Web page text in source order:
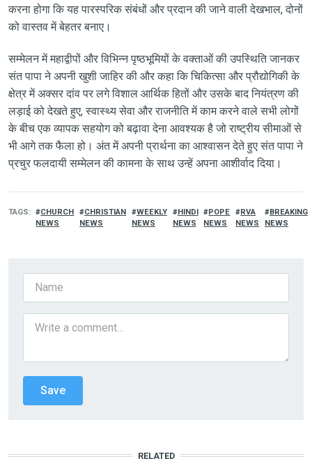
करना होगा कि यह पारस्परिक संबंधों और प्रदान की जाने वाली देखभाल, दोनों
को वास्तव में बेहतर बनाए।
सम्मेलन में महाद्वीपों और विभिन्न पृष्ठभूमियों के वक्ताओं की उपस्थिति जानकर
संत पापा ने अपनी खुशी जाहिर की और कहा कि चिकित्सा और प्रौद्योगिकी के
क्षेत्र में अक्सर दांव पर लगे विशाल आर्थिक हितों और उसके बाद नियंत्रण की
लड़ाई को देखते हुए, स्वास्थ्य सेवा और राजनीति में काम करने वाले सभी लोगों
के बीच एक व्यापक सहयोग को बढ़ावा देना आवश्यक है जो राष्ट्रीय सीमाओं से
भी आगे तक फैला हो। अंत में अपनी प्रार्थना का आश्वासन देते हुए संत पापा ने
प्रचुर फलदायी सम्मेलन की कामना के साथ उन्हें अपना आशीर्वाद दिया।
TAGS
CHURCH
NEWS
CHRISTIAN
NEWS
WEEKLY
NEWS
HINDI
NEWS
POPE
NEWS
RVA
NEWS
BREAKING
NEWS
RELATED